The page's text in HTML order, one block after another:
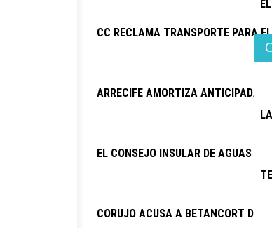
CC RECLAMA TRANSPORTE PARA
ARRECIFE AMORTIZA
EL CONSEJO INSULAR DE AGUAS
CORUJO ACUSA A BETANCORT DE